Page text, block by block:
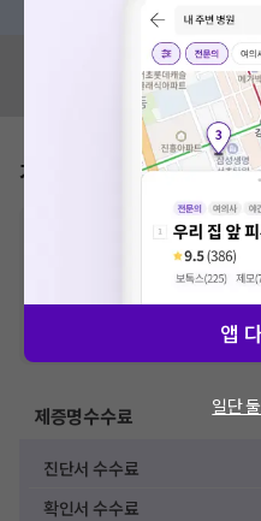
혹시 잘못된 병원정보가 있
모두닥 팀에 알려주세요!
가격표
비급여 항목의 경우,추가비용 등
한 가격은 해당 의료기관에 직접 문의
건강보험심사
VAT 포함
제증명수수료
진단서 수수료
확인서 수수료
앱
일단